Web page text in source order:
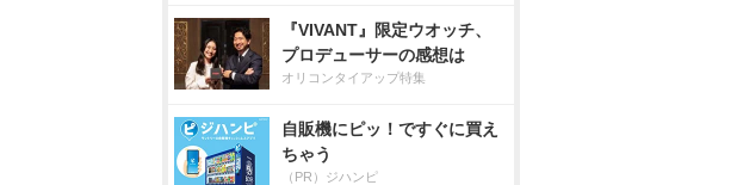
『VIVANT』限定ウオッチ、
プロデューサーの感想は
オリコンタイアップ特集
自販機にピッ！ですぐに買え
ちゃう
（PR）ジハンピ